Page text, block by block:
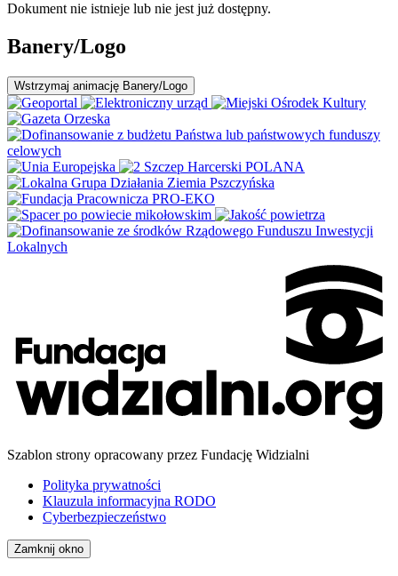
Dokument nie istnieje lub nie jest już dostępny.
Banery/Logo
Wstrzymaj animację Banery/Logo
Szablon strony opracowany przez Fundację Widzialni
Polityka prywatności
Klauzula informacyjna RODO
Cyberbezpieczeństwo
Zamknij okno